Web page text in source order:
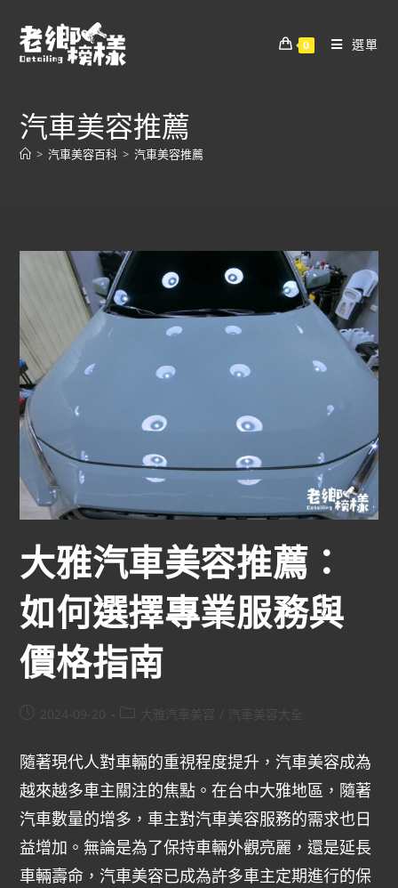
0 選單
汽車美容推薦
> 汽車美容百科 > 汽車美容推薦
大雅汽車美容推薦：
如何選擇專業服務與
價格指南
大雅汽車美容 汽車美容大全
隨著現代人對車輛的重視程度提升，汽車美容成為
越來越多車主關注的焦點。在台中大雅地區，隨著
汽車數量的增多，車主對汽車美容服務的需求也日
益增加。無論是為了保持車輛外觀亮麗，還是延長
車輛壽命，汽車美容已成為許多車主定期進行的保